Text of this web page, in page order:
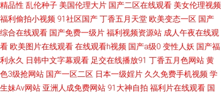
网亚洲龙 天堂网成人网 国产精品传媒1 深夜福利网站 三级国产日韩网址 五
月花导航 伊人老司机大香蕉 国语对白精品 男女上床视频 欧美丝袜婷婷 色色
网站片网站 国产熟女自拍 欧日色网 超碰神马精品 青青网站 深夜精品福利导
精品性 乱伦种子 美国伦理大片 国产二区在线观看 美女伦理视频
福利偷拍小视频 91社区国产 丁香五月天堂 欧美变态一区 国产
综合在线观看 国产免费一级片 福利视频资源站 成人午夜在线观
看 欧美图片在线观看 在线观看h视频 国产a级0 变性人妖 国产福
利永久 日韩中文字幕观看 足交在线播放91 丁香五月色网站 黄
色3级抢网站 国产一区二区 日本一级婬片 久久免费手机视频 学
生妹Av网站 亚洲人成免费网站 91大神自拍 福利片在线观看 国